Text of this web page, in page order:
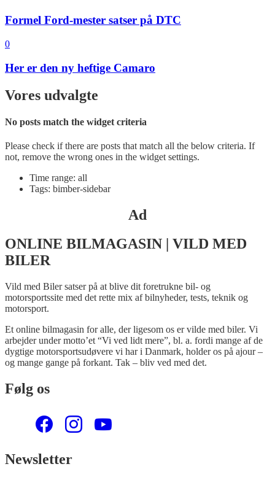
Formel Ford-mester satser på DTC
0
Her er den ny heftige Camaro
Vores udvalgte
No posts match the widget criteria
Please check if there are posts that match all the below criteria. If
not, remove the wrong ones in the widget settings.
Time range: all
Tags: bimber-sidebar
Ad
ONLINE BILMAGASIN | VILD MED
BILER
Vild med Biler satser på at blive dit foretrukne bil- og
motorsportssite med det rette mix af bilnyheder, tests, teknik og
motorsport.
Et online bilmagasin for alle, der ligesom os er vilde med biler. Vi
arbejder under motto’et “Vi ved lidt mere”, bl. a. fordi mange af de
dygtige motorsportsudøvere vi har i Danmark, holder os på ajour –
og mange gange på forkant. Tak – bliv ved med det.
Følg os
Newsletter